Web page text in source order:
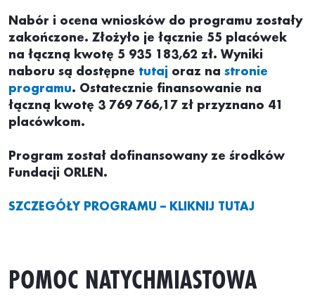
Nabór i ocena wniosków do programu zostały
zakończone. Złożyło je łącznie 55 placówek
na łączną kwotę 5 935 183,62 zł. Wyniki
naboru są dostępne tutaj oraz na stronie
programu. Ostatecznie finansowanie na
łączną kwotę 3 769 766,17 zł przyznano 41
placówkom.
Program został dofinansowany ze środków
Fundacji ORLEN.
SZCZEGÓŁY PROGRAMU – KLIKNIJ TUTAJ
POMOC NATYCHMIASTOWA